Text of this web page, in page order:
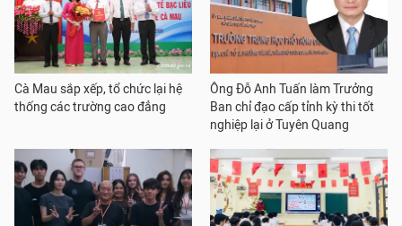
Cà Mau sắp xếp, tổ chức lại hệ
thống các trường cao đẳng
Ông Đỗ Anh Tuấn làm Trưởng
Ban chỉ đạo cấp tỉnh kỳ thi tốt
nghiệp lại ở Tuyên Quang